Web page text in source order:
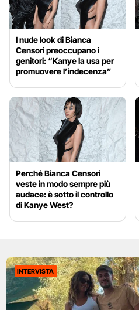
I nude look di Bianca
Censori preoccupano i
genitori: “Kanye la usa per
promuovere l’indecenza”
Perché Bianca Censori
veste in modo sempre più
audace: è sotto il controllo
di Kanye West?
INTERVISTA